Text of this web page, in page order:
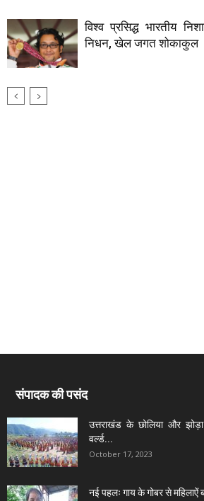
विश्व प्रसिद्ध भारतीय
निधन, खेल जगत शोकाकुल
संपादक की पसंद
उत्तराखंड के छोलिया और
वर्ल्ड...
October 17, 2023
नई पहलः गाय के गोबर से महिलाऐं